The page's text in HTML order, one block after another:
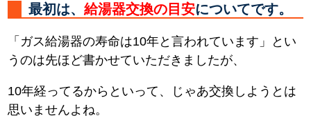
最初は、給湯器交換の目安についてです。
「ガス給湯器の寿命は10年と言われています」とい
うのは先ほど書かせていただきましたが、
10年経ってるからといって、じゃあ交換しようとは
思いませんよね。